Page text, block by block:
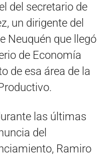
del secretario de
un dirigente del
Neuquén que llegó
de Economía
de esa área de la
las últimas
del
Ramiro